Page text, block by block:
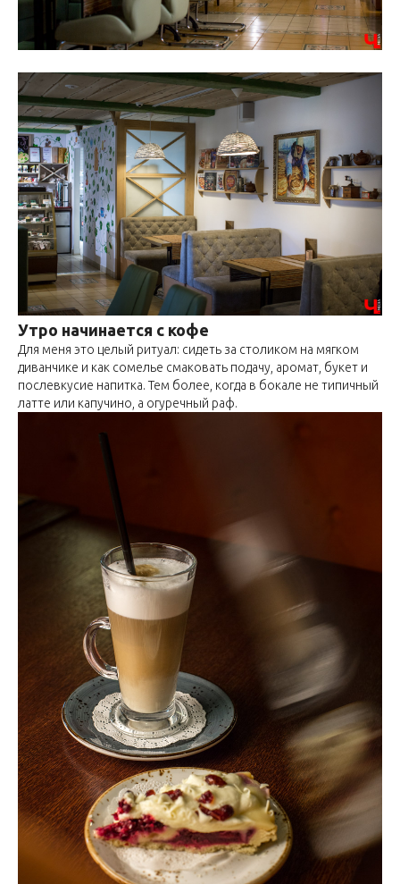
Утро начинается с кофе
Для меня это целый ритуал: сидеть за столиком на мягком
диванчике и как сомелье смаковать подачу, аромат, букет и
послевкусие напитка. Тем более, когда в бокале не типичный
латте или капучино, а огуречный раф.